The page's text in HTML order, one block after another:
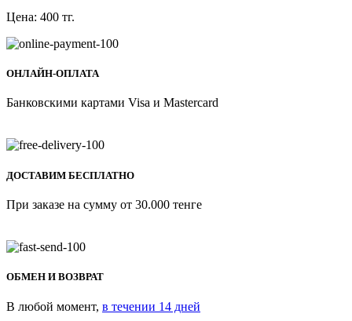
Цена: 400 тг.
ОНЛАЙН-ОПЛАТА
Банковскими картами Visa и Mastercard
ДОСТАВИМ БЕСПЛАТНО
При заказе на сумму от 30.000 тенге
ОБМЕН И ВОЗВРАТ
В любой момент, в течении 14 дней